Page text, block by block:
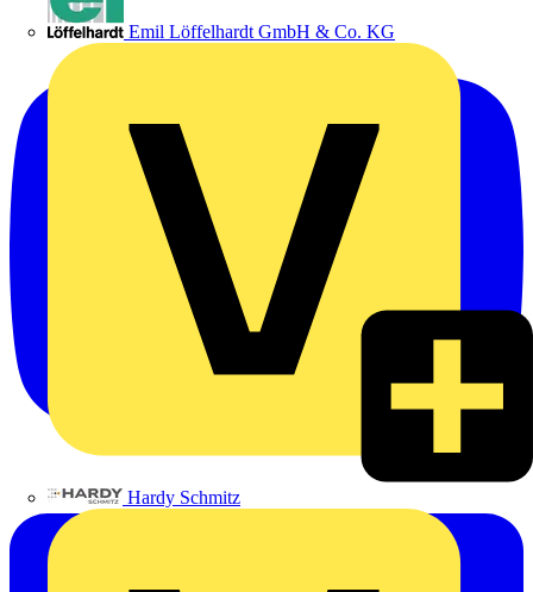
Emil Löffelhardt GmbH & Co. KG
Hardy Schmitz